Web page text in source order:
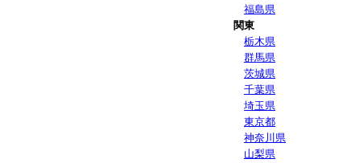
福島県
関東
栃木県
群馬県
茨城県
千葉県
埼玉県
東京都
神奈川県
山梨県